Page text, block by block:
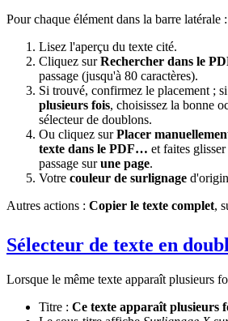
Pour chaque élément dans la barre latérale :
Lisez l'aperçu du texte cité.
Cliquez surRechercher dans le
passage (jusqu'à 80 caractères).
Si trouvé, confirmez le placement ;
plusieurs fois, choisissez la bonne
sélecteur de doublons.
Ou cliquez surPlacer
texte dans le PDF… et faites
passage surune page.
Votre couleur de surlignage
Autres actions : Copier le texte complet,
Sélecteur de texte en
Lorsque le même texte apparaît plusieurs
Titre : Ce texte apparaît plusieurs